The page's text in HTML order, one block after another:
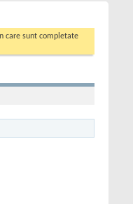
care sunt completate